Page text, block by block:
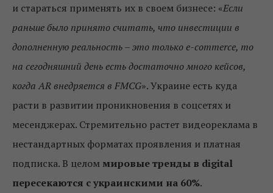
и стараться применять их в своем бизнесе: «Если
раньше было принято считать, что инвестиции в
дополненную реальность – это только e-commerce, то
на сегодняшний день есть достаточно много кейсов,
когда AR внедряется в FMCG». Украине есть куда
расти в развитии проникновения в соцсетях и
месенджерах. Стремительно растет видеореклама в
нестандартных форматах проявления и платная
подписка. В целом мировые тренды в digital
пересекаются с украинскими на 60%.